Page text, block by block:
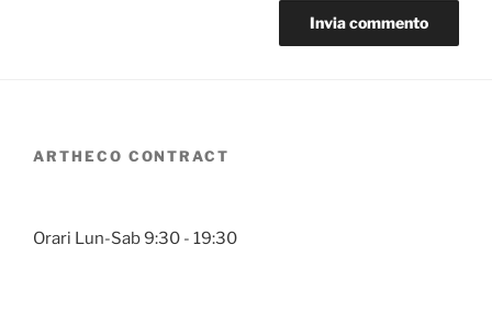
ARTHECO CONTRACT
Orari Lun-Sab 9:30 - 19:30